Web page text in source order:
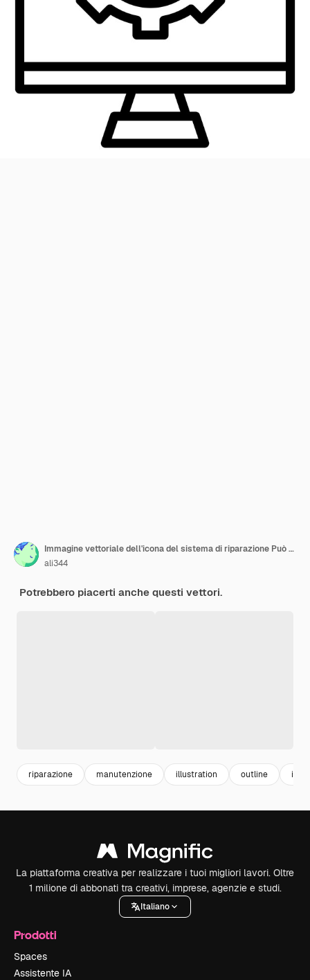
Immagine vettoriale dell'icona del sistema di riparazione Può essere utilizzata per Cyberpunk
ali344
Potrebbero piacerti anche questi vettori.
riparazione manutenzione illustration outline
La piattaforma creativa per realizzare i tuoi migliori lavori. Oltre
1 milione di abbonati tra creativi, imprese, agenzie e studi.
Italiano
Prodotti
Spaces
Assistente IA